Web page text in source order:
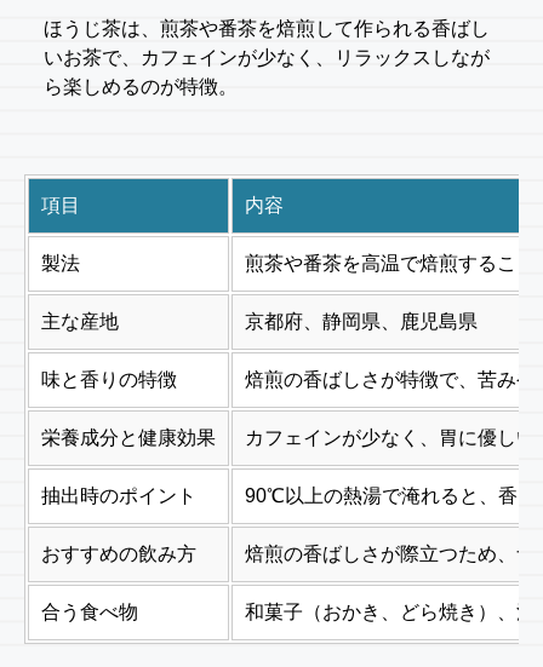
ほうじ茶は、煎茶や番茶を焙煎して作られる香ばし
いお茶で、カフェインが少なく、リラックスしなが
ら楽しめるのが特徴。
項目 内容
製法 煎茶や番茶を高温で焙煎するこ
主な産地 京都府、静岡県、鹿児島県
味と香りの特徴 焙煎の香ばしさが特徴で、苦み
栄養成分と健康効果 カフェインが少なく、胃に優し
抽出時のポイント 90℃以上の熱湯で淹れると、香ば
おすすめの飲み方 焙煎の香ばしさが際立つため、
合う食べ物 和菓子（おかき、どら焼き）、